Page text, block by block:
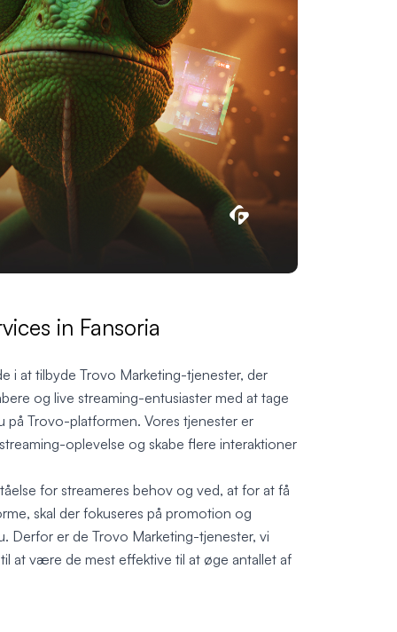
in Fansoria
i at tilbyde Trovo Marketing-tjenester, der
og live streaming-entusiaster med at tage
Trovo-platformen. Vores tjenester er
oplevelse og skabe flere interaktioner
for streameres behov og ved, at for at få
skal der fokuseres på promotion og
Derfor er de Trovo Marketing-tjenester, vi
at være de mest effektive til at øge antallet af